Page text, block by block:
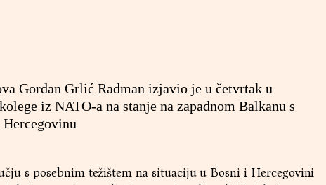
Gordan Grlić Radman izjavio je u četvrtak u
iz NATO-a na stanje na zapadnom Balkanu s
s posebnim težištem na situaciju u Bosni i Hercegovini